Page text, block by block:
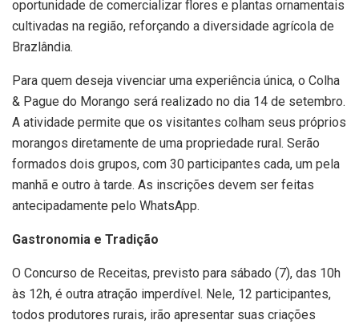
oportunidade de comercializar flores e plantas ornamentais
cultivadas na região, reforçando a diversidade agrícola de
Brazlândia.
Para quem deseja vivenciar uma experiência única, o Colha
& Pague do Morango será realizado no dia 14 de setembro.
A atividade permite que os visitantes colham seus próprios
morangos diretamente de uma propriedade rural. Serão
formados dois grupos, com 30 participantes cada, um pela
manhã e outro à tarde. As inscrições devem ser feitas
antecipadamente pelo WhatsApp.
Gastronomia e Tradição
O Concurso de Receitas, previsto para sábado (7), das 10h
às 12h, é outra atração imperdível. Nele, 12 participantes,
todos produtores rurais, irão apresentar suas criações